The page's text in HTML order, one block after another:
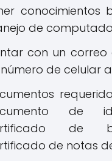
conocimientos
de
con un correo
de celular
de
de
de notas